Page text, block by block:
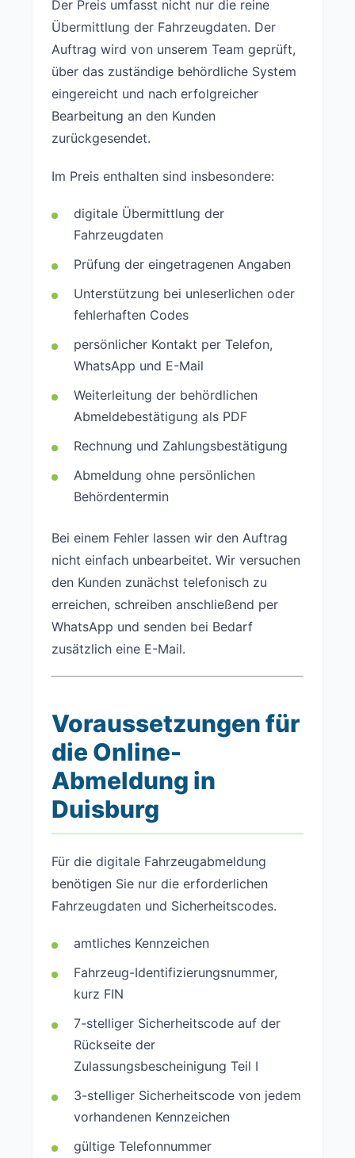
Der Preis umfasst nicht nur die reine
Übermittlung der Fahrzeugdaten. Der
Auftrag wird von unserem Team geprüft,
über das zuständige behördliche System
eingereicht und nach erfolgreicher
Bearbeitung an den Kunden
zurückgesendet.
Im Preis enthalten sind insbesondere:
digitale Übermittlung der
Fahrzeugdaten
Prüfung der eingetragenen Angaben
Unterstützung bei unleserlichen oder
fehlerhaften Codes
persönlicher Kontakt per Telefon,
WhatsApp und E-Mail
Weiterleitung der behördlichen
Abmeldebestätigung als PDF
Rechnung und Zahlungsbestätigung
Abmeldung ohne persönlichen
Behördentermin
Bei einem Fehler lassen wir den Auftrag
nicht einfach unbearbeitet. Wir versuchen
den Kunden zunächst telefonisch zu
erreichen, schreiben anschließend per
WhatsApp und senden bei Bedarf
zusätzlich eine E-Mail.
Voraussetzungen für
die Online-
Abmeldung in
Duisburg
Für die digitale Fahrzeugabmeldung
benötigen Sie nur die erforderlichen
Fahrzeugdaten und Sicherheitscodes.
amtliches Kennzeichen
Fahrzeug-Identifizierungsnummer,
kurz FIN
7-stelliger Sicherheitscode auf der
Rückseite der
Zulassungsbescheinigung Teil I
3-stelliger Sicherheitscode von jedem
vorhandenen Kennzeichen
gültige Telefonnummer